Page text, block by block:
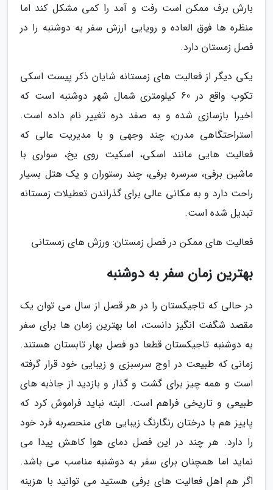
بارش برف ممکن است رفت و آمد را کمی مشکل کند اما
منظره ها فوق العاده و رویایی ارزش سفر به دوشنبه را در
فصل زمستان دارد.
یکی دیگر از فعالیت های زمستانه شایان ذکر پیست اسکی
تکوب واقع در 60 کیلومتری شمال شهر دوشنبه است که
اخیرا بازسازی شده و به صفد دره تغییر نام داده است.
استراحتگاهی مدرن، چند وجهی و با مدیریت عالی که
فعالیت هایی مانند اسکی، اسکیت روی یخ، سواری با
ماشین برفی، سرسره برفی، چند رستوران و یک هتل بسیار
راحت دارد و به مکانی عالی برای گذراندن تعطیلات زمستانه
تبدیل شده است.
فعالیت های ممکن در فصل زمستان: ورزش های زمستانی
بهترین زمان سفر به دوشنبه
در حالی که تاجیکستان را در هر قصل از سال می توان یک
مقصد شگفت انگیز دانست، اما بهترین زمان ها برای سفر
به دوشنبه تاجیکستان قطعا دو فصل بهار تابستان هستند.
زمانی که طبیعت در اوج سرسبزی و زیبایی خود قرار گرفته
است و همه چیز برای گشت و گذار و بازدید از جاذبه های
طبیعی و تاریخی فراهم است. البته نباید فراموش کرد که
پاییز هم با درختان رنگارنگ زیبایی های منحصربه فرد خود
را دارد. هر چند در این فصل دمای هوا کاهش پیدا می
نماید اما همچنان برای سفر به دوشنبه مناسب می باشد.
اگر هم اهل فعالیت های برفی هستید می توانید با هزینه